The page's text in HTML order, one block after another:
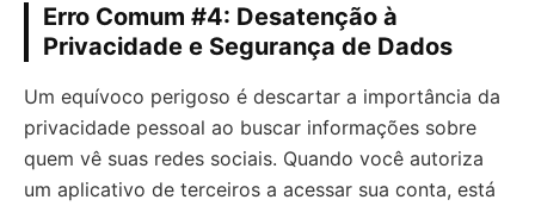
Erro Comum #4: Desatenção à
Privacidade e Segurança de Dados
Um equívoco perigoso é descartar a importância da
privacidade pessoal ao buscar informações sobre
quem vê suas redes sociais. Quando você autoriza
um aplicativo de terceiros a acessar sua conta, está